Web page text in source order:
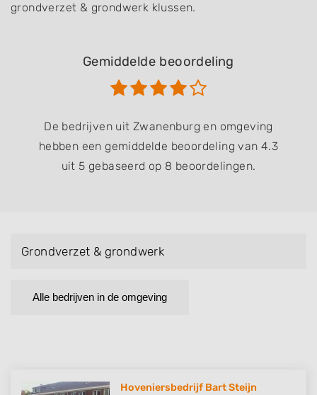
grondverzet & grondwerk klussen.
Gemiddelde beoordeling
De bedrijven uit Zwanenburg en omgeving
hebben een gemiddelde beoordeling van 4.3
uit 5 gebaseerd op 8 beoordelingen.
Grondverzet & grondwerk
Alle bedrijven in de omgeving
Hoveniersbedrijf Bart Steijn